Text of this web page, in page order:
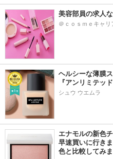
美容部員の求人
＠ｃｏｓｍｅキャリ
ヘルシーな薄膜
『アンリミテッ
シュウ ウエムラ
エナモルの新色
早速買いに行き
色と比較してみ